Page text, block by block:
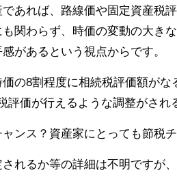
あれば、路線価や固定資産税
関わらず、時価の変動の大き
があるという視点からです。
の8割程度に相続税評価額が
評価が行えるような調整がされ
ンス？資産家にとっても節税
れるか等の詳細は不明ですが